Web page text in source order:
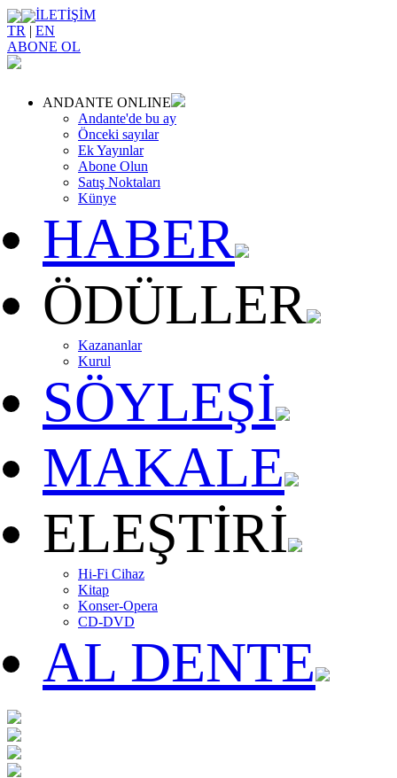
İLETİŞİM
TR | EN
ABONE OL
ANDANTE ONLINE
Andante'de bu ay
Önceki sayılar
Ek Yayınlar
Abone Olun
Satış Noktaları
Künye
HABER
ÖDÜLLER
Kazananlar
Kurul
SÖYLEŞİ
MAKALE
ELEŞTİRİ
Hi-Fi Cihaz
Kitap
Konser-Opera
CD-DVD
AL DENTE